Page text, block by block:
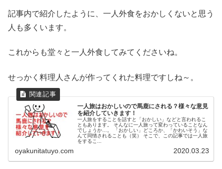
記事内で紹介したように、一人外食をおかしくないと思う
人も多くいます。
これからも堂々と一人外食してみてくださいね。
せっかく料理人さんが作ってくれた料理ですしね～。
一人旅はおかしいので馬鹿にされる？様々な意見
を紹介していきます！
一人旅をすることを話すと「おかしい」などと言われるこ
ともあります。 そんなに一人旅って変わっていることなん
でしょうか…。 「おかしい」どころか、「かわいそう」な
んて同情されることも（笑） そこで、この記事では一人旅
をするこ...
oyakunitatuyo.com 2020.03.23